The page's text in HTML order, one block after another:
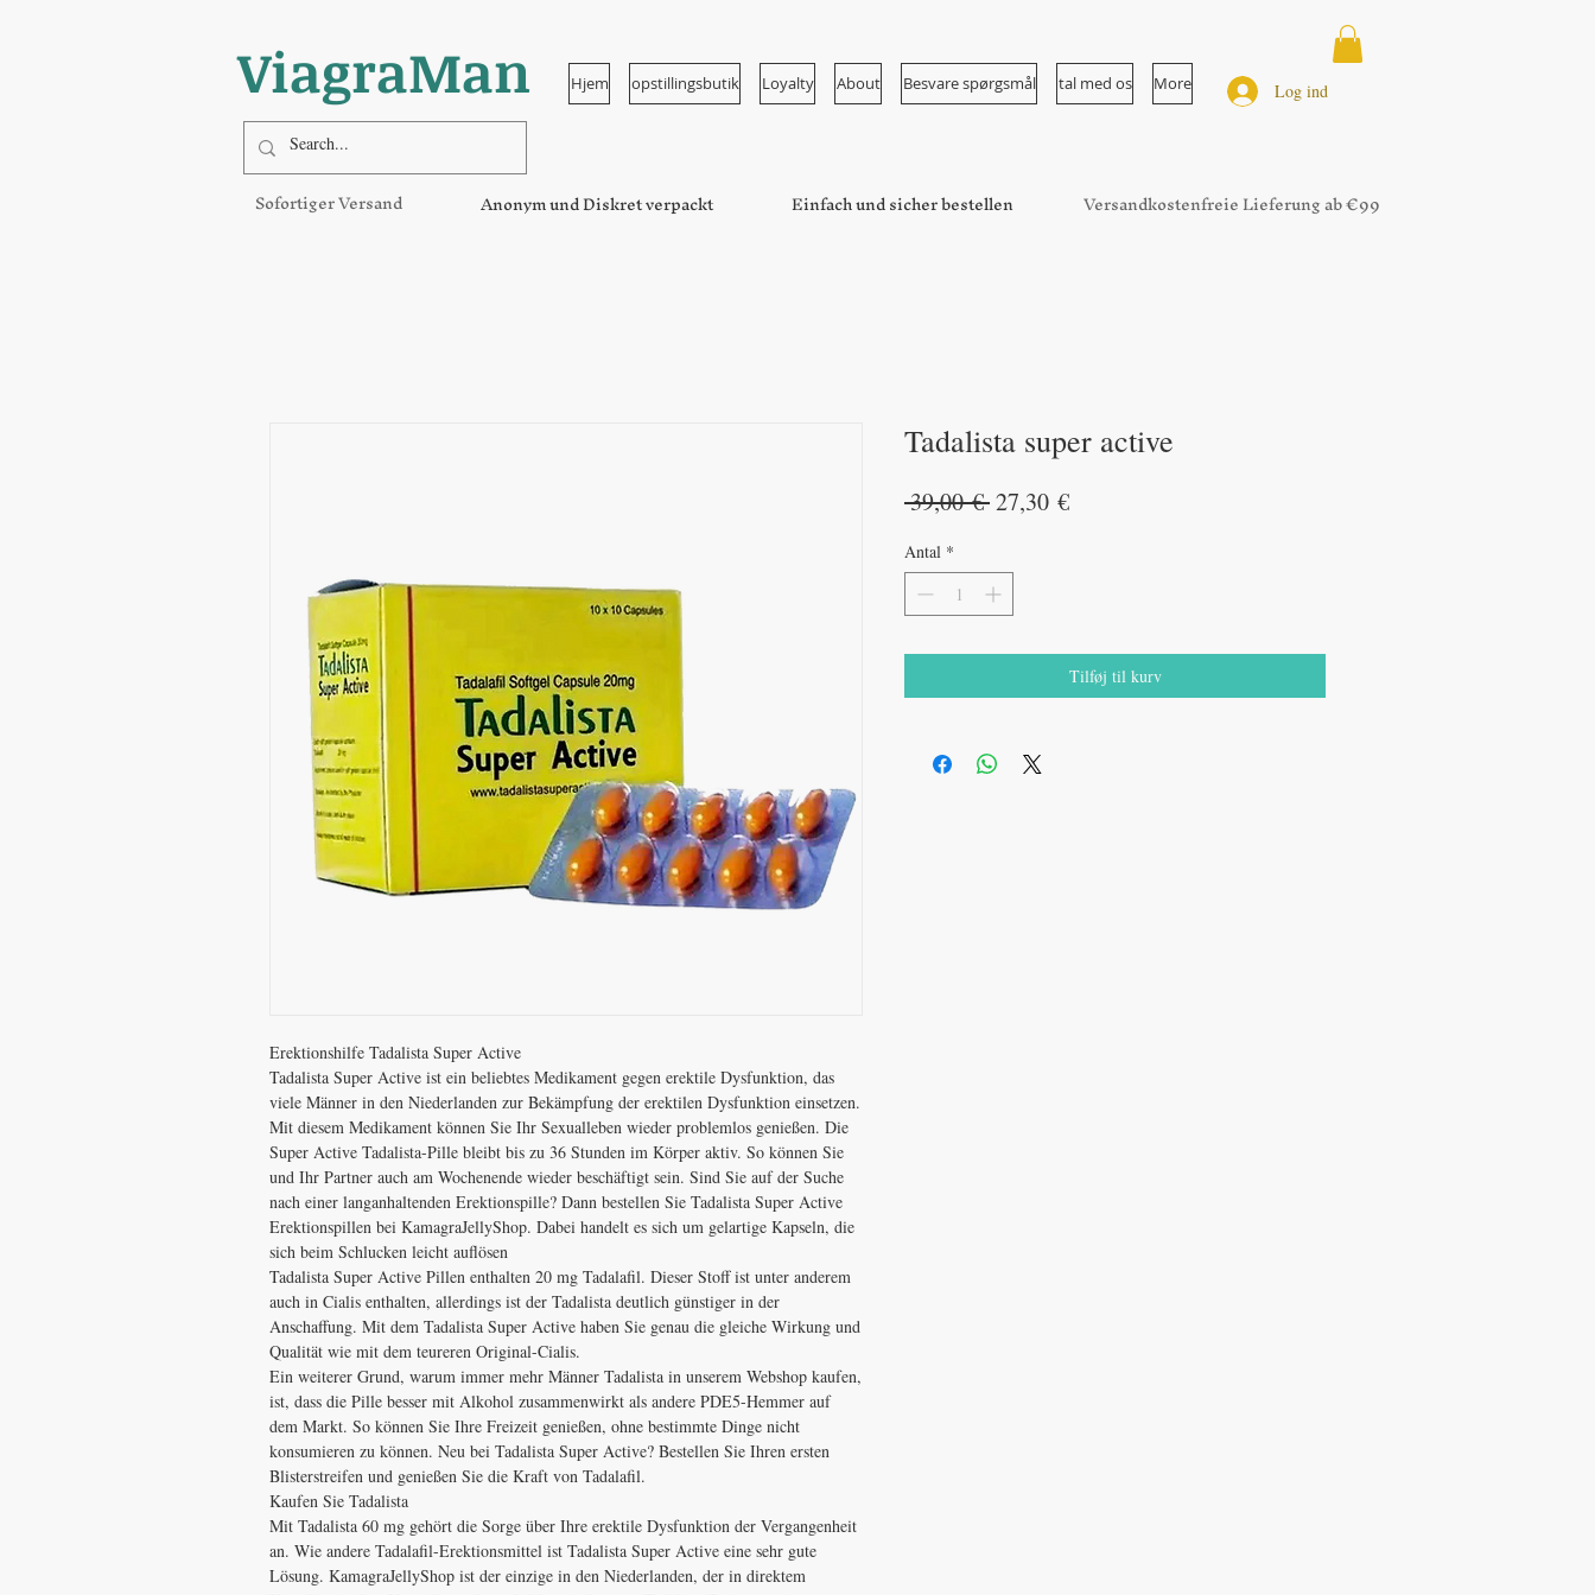
ViagraMan Hjem opstillingsbutik Loyalty About Besvare spørgsmål tal med os More Log ind
Sofortiger Versand Anonym und Diskret verpackt Einfach und sicher bestellen Versandkostenfreie Lieferung ab €99
Erektionshilfe Tadalista Super Active
Tadalista Super Active ist ein beliebtes Medikament gegen erektile Dysfunktion, das
viele Männer in den Niederlanden zur Bekämpfung der erektilen Dysfunktion einsetzen.
Mit diesem Medikament können Sie Ihr Sexualleben wieder problemlos genießen. Die
Super Active Tadalista-Pille bleibt bis zu 36 Stunden im Körper aktiv. So können Sie
und Ihr Partner auch am Wochenende wieder beschäftigt sein. Sind Sie auf der Suche
nach einer langanhaltenden Erektionspille? Dann bestellen Sie Tadalista Super Active
Erektionspillen bei KamagraJellyShop. Dabei handelt es sich um gelartige Kapseln, die
sich beim Schlucken leicht auflösen
Tadalista Super Active Pillen enthalten 20 mg Tadalafil. Dieser Stoff ist unter anderem
auch in Cialis enthalten, allerdings ist der Tadalista deutlich günstiger in der
Anschaffung. Mit dem Tadalista Super Active haben Sie genau die gleiche Wirkung und
Qualität wie mit dem teureren Original-Cialis.
Ein weiterer Grund, warum immer mehr Männer Tadalista in unserem Webshop kaufen,
ist, dass die Pille besser mit Alkohol zusammenwirkt als andere PDE5-Hemmer auf
dem Markt. So können Sie Ihre Freizeit genießen, ohne bestimmte Dinge nicht
konsumieren zu können. Neu bei Tadalista Super Active? Bestellen Sie Ihren ersten
Blisterstreifen und genießen Sie die Kraft von Tadalafil.
Kaufen Sie Tadalista
Mit Tadalista 60 mg gehört die Sorge über Ihre erektile Dysfunktion der Vergangenheit
an. Wie andere Tadalafil-Erektionsmittel ist Tadalista Super Active eine sehr gute
Lösung. KamagraJellyShop ist der einzige in den Niederlanden, der in direktem
Tadalista super active
39,00 € Regulær
27,30 €Salgspris
Antal *
Tilføj til kurv